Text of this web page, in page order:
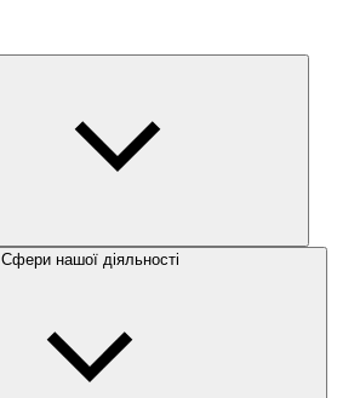
Сфери нашої діяльності